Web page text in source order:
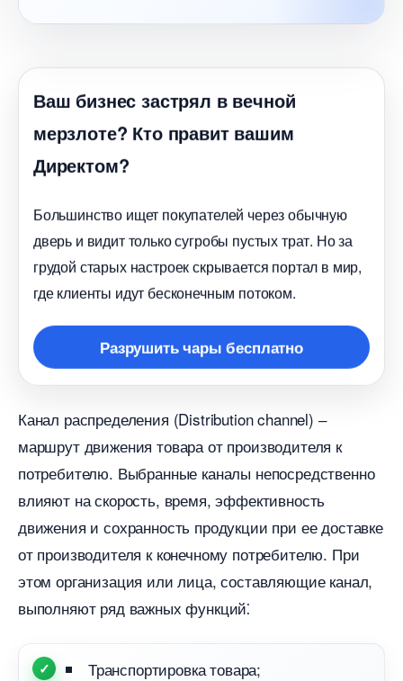
аш бизнес застрял в вечной
мерзлоте? Кто правит вашим
Директом?
Большинство ищет покупателей через обычную
дверь и видит только сугробы пустых трат. Но за
рудой старых настроек скрывается портал в мир,
де клиенты идут бесконечным потоком.
Разрушить чары бесплатно
Канал распределения (Distribution channel) ‒
маршрут движения товара от производителя к
потребителю.​ Выбранные каналы непосредственно
лияют на скорость, время, эффективность
движения и сохранность продукции при ее доставке
от производителя к конечному потребителю.​ При
этом организация или лица, составляющие канал,
ыполняют ряд важных функций⁚
Транспортировка товара;